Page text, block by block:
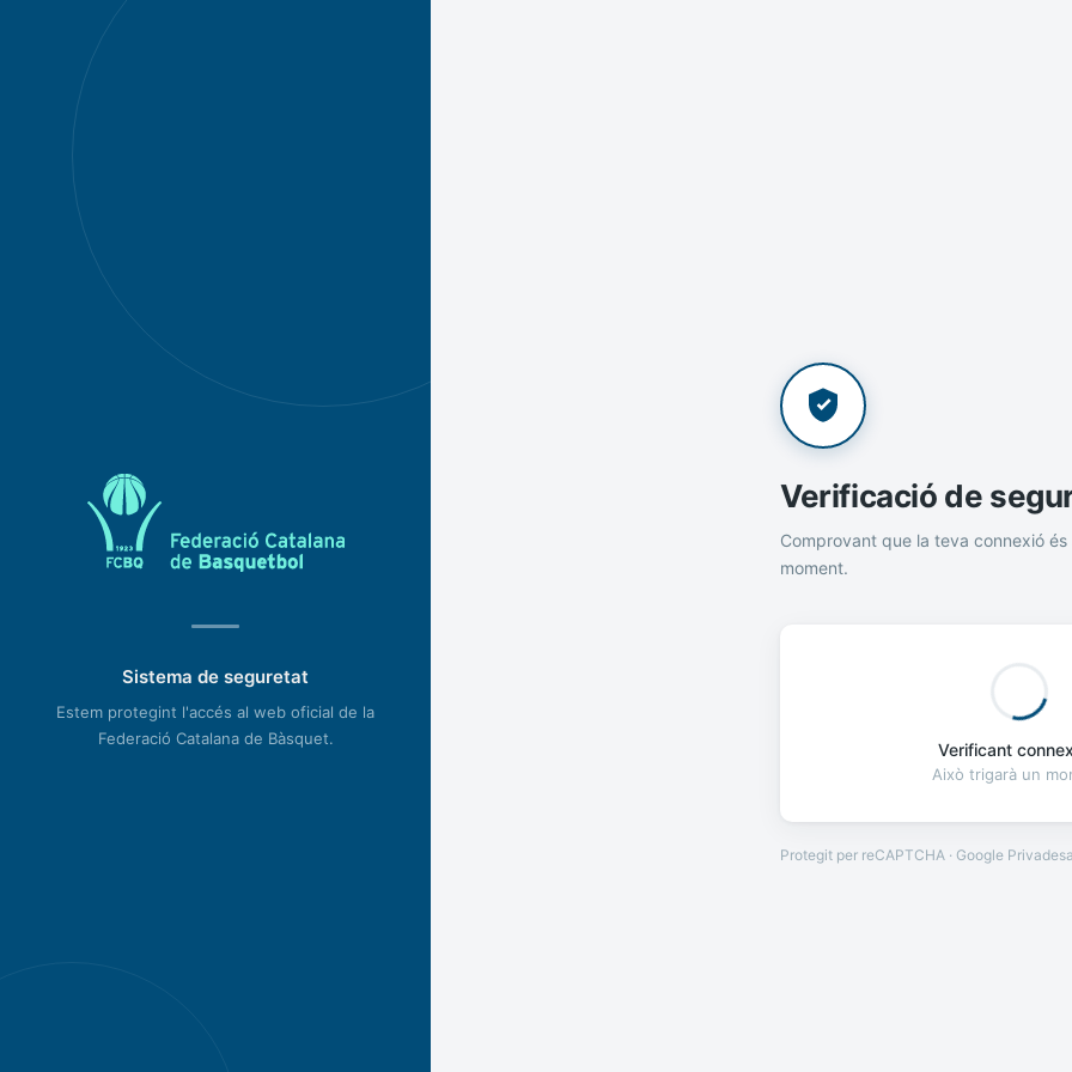
Sistema de seguretat
Estem protegint l'accés al web oficial de la
Federació Catalana de Bàsquet.
Verificació de
Comprovant que la teva connexió és
moment.
Verificant
Això trigarà un
Protegit per reCAPTCHA · Google Privadesa